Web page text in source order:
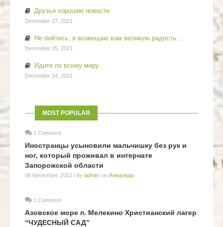
Друзья хорошие новости
December 27, 2021
Не бойтесь; я возвещаю вам великую радость…
December 25, 2021
Идите по всему миру…
December 24, 2021
MOST POPULAR
1 Comment
Иностранцы усыновили мальчишку без рук и
ног, который проживал в интернате
Запорожской области
08 November, 2012 / by admin / in Инвалиды
1 Comment
Азовское море п. Мелекино Христианский лагер
“ЧУДЕСНЫЙ САД”